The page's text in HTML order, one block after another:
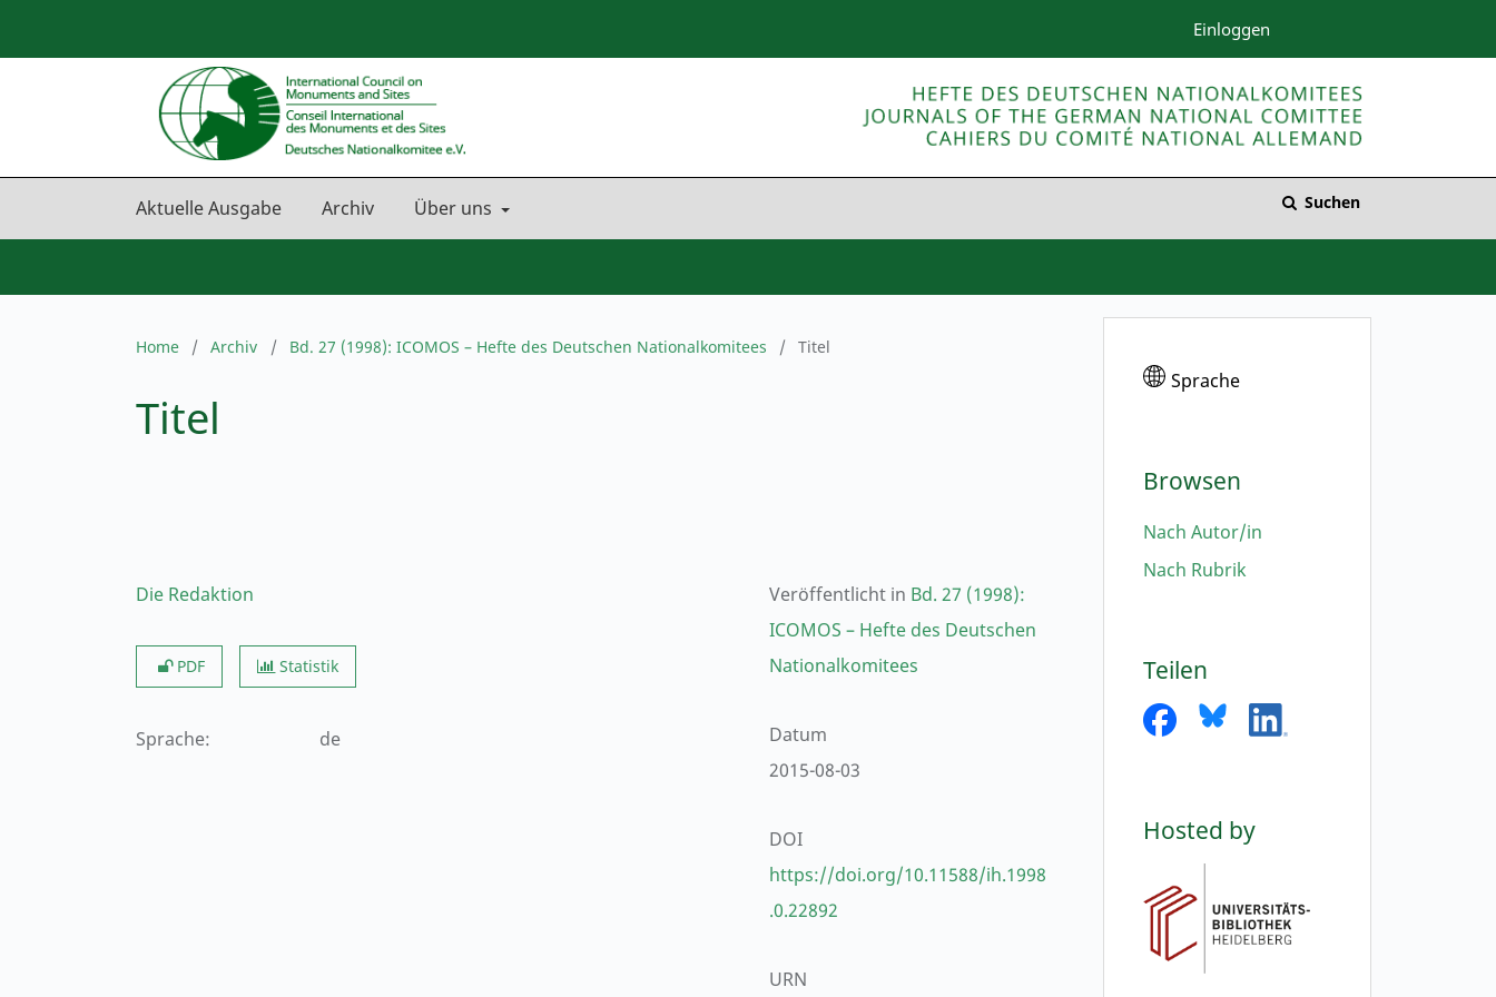
Aktuelle Ausgabe Archiv Über uns Suchen
Einloggen
Home / Archiv / Bd. 27 (1998): ICOMOS – Hefte des Deutschen Nationalkomitees / Titel
Titel
Die Redaktion
PDF Statistik
Sprache: de
Veröffentlicht in Bd. 27 (1998):
ICOMOS – Hefte des Deutschen
Nationalkomitees
Datum
2015-08-03
DOI
https://doi.org/10.11588/ih.1998
.0.22892
URN
Sprache
Browsen
Nach Autor/in
Nach Rubrik
Teilen
Hosted by